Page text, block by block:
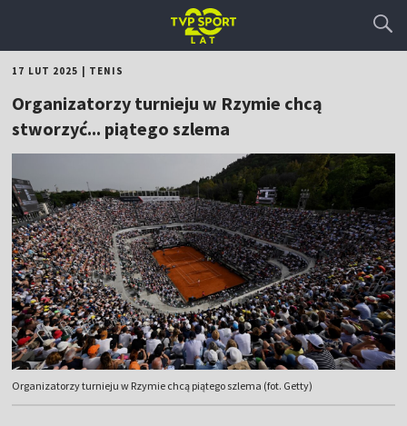
17 LUT 2025 TENIS
Organizatorzy turnieju w Rzymie chcą
stworzyć... piątego szlema
Organizatorzy turnieju w Rzymie chcą piątego szlema (fot. Getty)